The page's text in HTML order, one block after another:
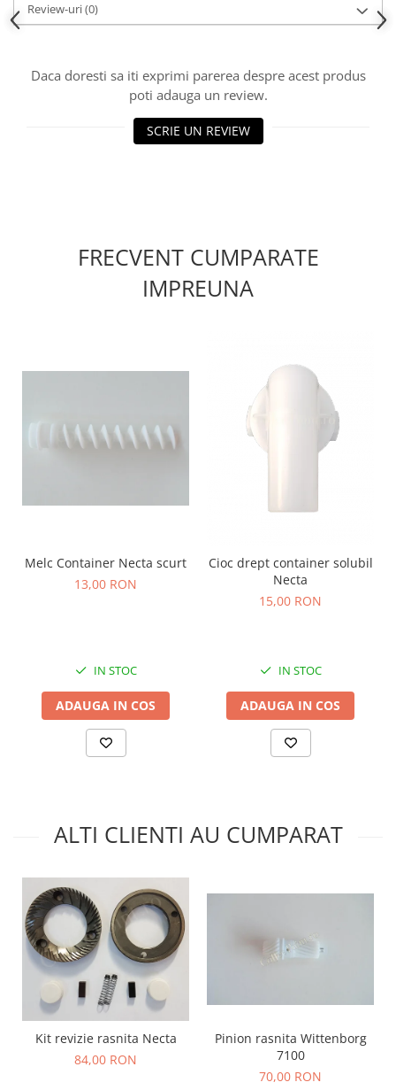
Review-uri(0)
Daca doresti sa iti exprimi parerea despre acest produs
poti adauga un review.
SCRIE UN REVIEW
FRECVENT CUMPARATE
IMPREUNA
Melc Container Necta scurt
13,00 RON
IN STOC
ADAUGA IN COS
Cioc drept container solubil
Necta
15,00 RON
IN STOC
ADAUGA IN COS
ALTI CLIENTI AU CUMPARAT
Kit revizie rasnita Necta
84,00 RON
Pinion rasnita Wittenborg
7100
70,00 RON